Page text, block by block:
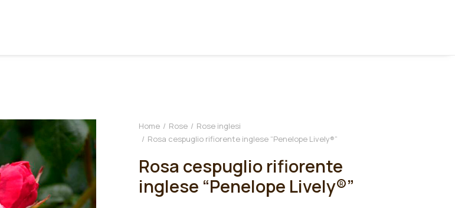
Home Rose
Rose inglesi
Rosa cespuglio rifiorente inglese “Penelope Lively®”
Rosa cespuglio rifiorente
inglese “Penelope Lively®”